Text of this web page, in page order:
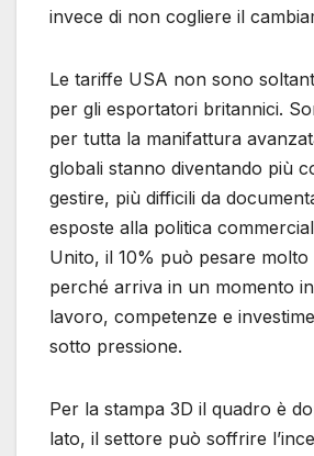
invece di non cogliere il
Le tariffe USA non sono
per gli esportatori britannici.
per tutta la manifattura
globali stanno diventando più
gestire, più difficili da
esposte alla politica
Unito, il 10% può pesare molto
perché arriva in un momento
lavoro, competenze e
sotto pressione.
Per la stampa 3D il quadro è
lato, il settore può soffrire